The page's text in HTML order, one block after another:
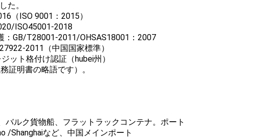
た。
（ISO 9001：2015）
ISO45001-2018
：GB/T28001-2011/OHSAS18001：2007
2011（中国国家標準）
ット格付け認証（hubei州）
証明書の略語です）。
バルク貨物船、フラットラックコンテナ。ポート
/Shanghaiなど、中国メインポート